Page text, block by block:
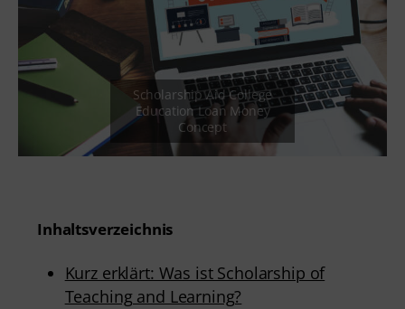
Inhaltsverzeichnis
Kurz erklärt: Was ist Scholarship of
Teaching and Learning?